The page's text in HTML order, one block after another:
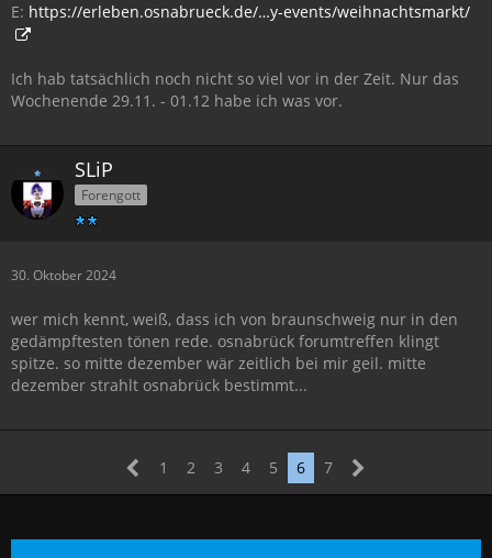
E: https://erleben.osnabrueck.de/…y-events/weihnachtsmarkt/
Ich hab tatsächlich noch nicht so viel vor in der Zeit. Nur das
Wochenende 29.11. - 01.12 habe ich was vor.
SLiP
Forengott
30. Oktober 2024
wer mich kennt, weiß, dass ich von braunschweig nur in den
gedämpftesten tönen rede. osnabrück forumtreffen klingt
spitze. so mitte dezember wär zeitlich bei mir geil. mitte
dezember strahlt osnabrück bestimmt...
1 2 3 4 5 6 7